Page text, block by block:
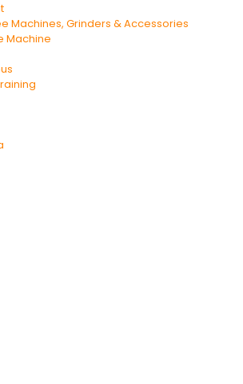
Machines, Grinders & Accessories
Machine